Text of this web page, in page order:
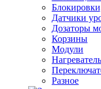
Датчики
Дозаторы
Корзины
Модули
Разное